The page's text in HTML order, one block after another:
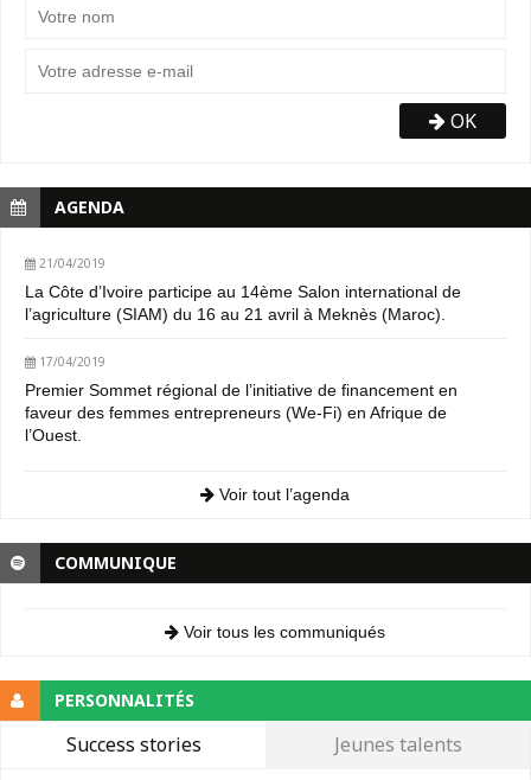
OK
AGENDA
21/04/2019
La Côte d’Ivoire participe au 14ème Salon international de
l’agriculture (SIAM) du 16 au 21 avril à Meknès (Maroc).
17/04/2019
Premier Sommet régional de l’initiative de financement en
faveur des femmes entrepreneurs (We-Fi) en Afrique de
l’Ouest.
Voir tout l’agenda
COMMUNIQUE
Voir tous les communiqués
PERSONNALITÉS
Success stories Jeunes talents